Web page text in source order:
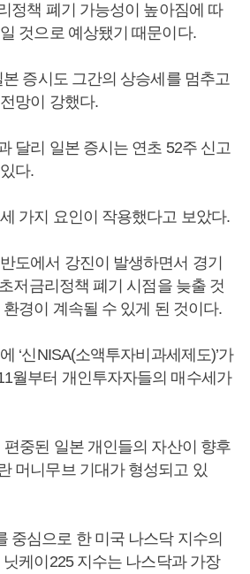
정책 폐기 가능성이 높아짐에 따
것으로 예상됐기 때문이다.
증시도 그간의 상승세를 멈추고
망이 강했다.
달리 일본 증시는 연초 52주 신고
다.
가지 요인이 작용했다고 보았다.
도에서 강진이 발생하면서 경기
저금리정책 폐기 시점을 늦출 것
경이 계속될 수 있게 된 것이다.
‘신NISA(소액투자비과세제도)’가
월부터 개인투자자들의 매수세가
편중된 일본 개인들의 자산이 향후
머니무브 기대가 형성되고 있
중심으로 한 미국 나스닥 지수의
케이225 지수는 나스닥과 가장